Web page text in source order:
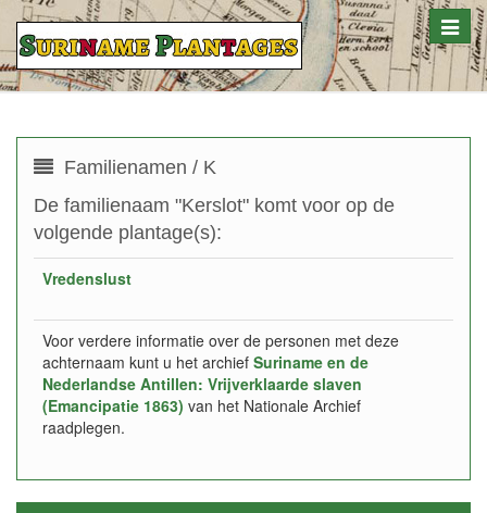
Toggle
Familienamen / K
De familienaam "Kerslot" komt voor op de
volgende plantage(s):
Vredenslust
Voor verdere informatie over de personen met deze
achternaam kunt u het archief Suriname en de
Nederlandse Antillen: Vrijverklaarde slaven
(Emancipatie 1863) van het Nationale Archief
raadplegen.